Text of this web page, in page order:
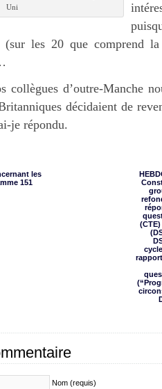
Uni
les 20 que comprend
collègues d’outre-Manche
décidaient de
je répondu.
les
151
Nom (requis)